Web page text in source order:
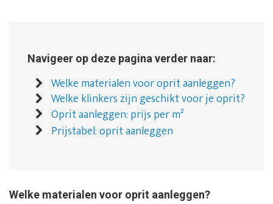
Navigeer op deze pagina verder naar:
Welke materialen voor oprit aanleggen?
Welke klinkers zijn geschikt voor je oprit?
Oprit aanleggen: prijs per m²
Prijstabel: oprit aanleggen
Welke materialen voor oprit aanleggen?